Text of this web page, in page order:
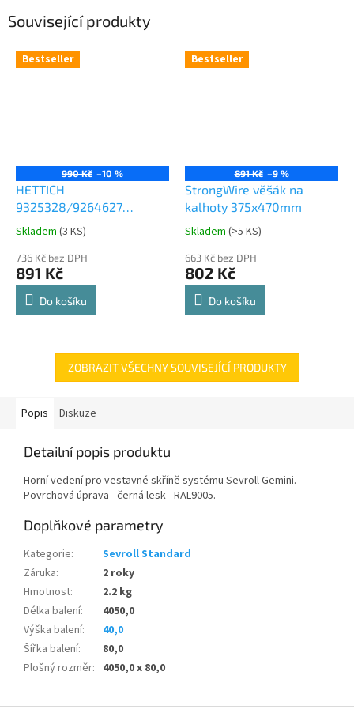
Související produkty
Bestseller
990 Kč –10 %
HETTICH
9325328/9264627
Comfort Spin 360° otočná
police 8kg
Průměrné
produktu
je
4,8
Skladem (3 KS)
736 Kč bez DPH
891 Kč
Do košíku
Bestseller
891 Kč –9 %
StrongWire věšák na
kalhoty 375x470mm
Průměrné
produktu
je
4,8
Skladem (>5 KS)
663 Kč bez DPH
802 Kč
Do košíku
ZOBRAZIT VŠECHNY SOUVISEJÍCÍ PRODUKTY
Popis Diskuze
Detailní popis produktu
Horní vedení pro vestavné skříně systému Sevroll Gemini.
Povrchová úprava - černá lesk - RAL9005.
Doplňkové parametry
Kategorie:
Sevroll Standard
Záruka:
2 roky
Hmotnost:
2.2 kg
Délka balení:
4050,0
Výška balení:
40,0
Šířka balení:
80,0
Plošný rozměr: 4050,0 x 80,0